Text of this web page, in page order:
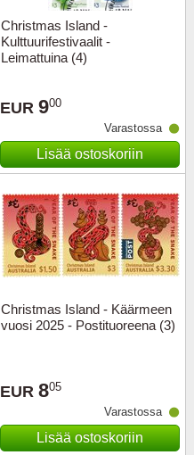
Christmas Island -
Kulttuurifestivaalit -
Leimattuina (4)
EUR 900
Varastossa
Lisää ostoskoriin
Christmas Island - Käärmeen
vuosi 2025 - Postituoreena (3)
EUR 805
Varastossa
Lisää ostoskoriin